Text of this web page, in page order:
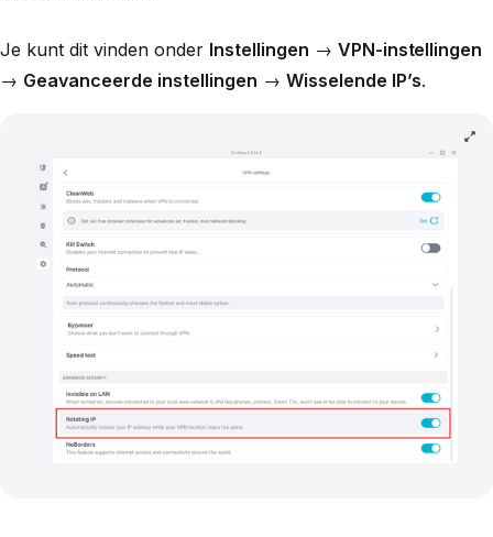
Je kunt dit vinden onder Instellingen → VPN-instellingen
→ Geavanceerde instellingen → Wisselende IP’s.